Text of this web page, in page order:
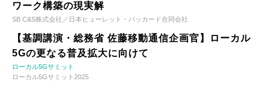
ワーク構築の現実解
SB C&S株式会社／日本ヒューレット・パッカード合同会社
【基調講演・総務省 佐藤移動通信企画官】ローカル
5Gの更なる普及拡大に向けて
ローカル5Gサミット
ローカル5Gサミット2025